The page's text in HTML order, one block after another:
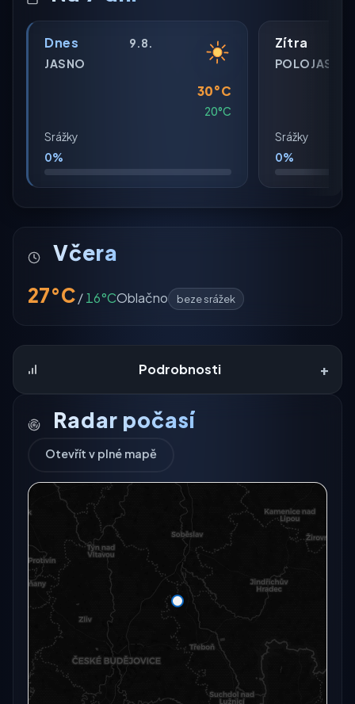
Dnes
9.8.
JASNO
30°C
20°C
Srážky
0%
Zítra
POLOJASNO
Srážky
0%
Včera
27°C/16°COblačno beze srážek
Podrobnosti +
Radar počasí
Otevřít v plné mapě
Radarový snímek momentálně není dostupný.
Otevřít v plné mapě
Zkusit znovu
Otevřít v plné mapě →